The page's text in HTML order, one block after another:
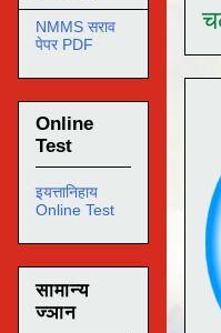
NMMS सराव
पेपर PDF
Online
Test
इयत्तानिहाय
Online Test
सामान्य
ज्ञान